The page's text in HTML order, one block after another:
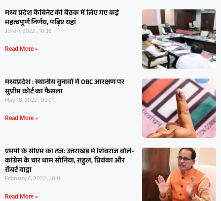
मध्य प्रदेश कैबिनेट की बैठक में लिए गए कई
महत्वपूर्ण निर्णय, पढ़‍िए यहां
June 7, 2022 , 10:38
Read More »
मध्यप्रदेश : स्थानीय चुनावों में OBC आरक्षण पर
सुप्रीम कोर्ट का फैसला
May 18, 2022 , 09:01
Read More »
एमपी के सीएम का तंज: उत्तराखंड में शिवराज बोले-
कांग्रेस के चार धाम सोनिया, राहुल, प्रियंका और
रॉबर्ट वाड्रा
February 6, 2022 , 10:11
Read More »